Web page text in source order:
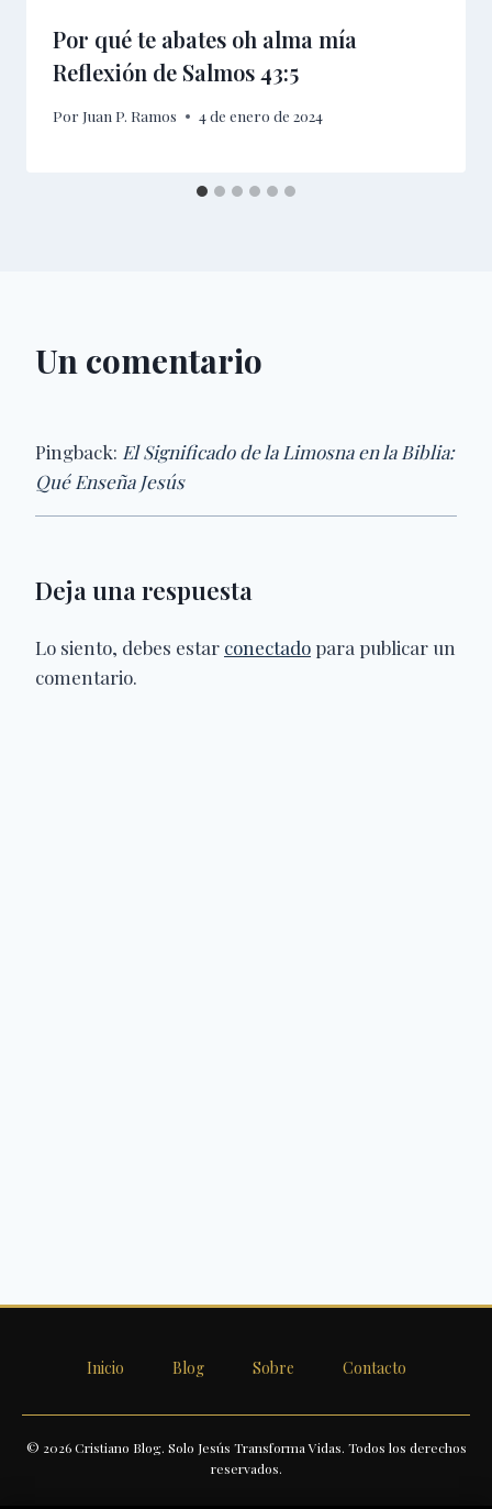
Por qué te abates oh alma mía
Reflexión de Salmos 43:5
Por Juan P. Ramos 4 de enero de 2024
Un comentario
Pingback: El Significado de la Limosna en la Biblia:
Qué Enseña Jesús
Deja una respuesta
Lo siento, debes estar conectado para publicar un
comentario.
Inicio Blog Sobre Contacto
© 2026 Cristiano Blog. Solo Jesús Transforma Vidas. Todos los derechos
reservados.